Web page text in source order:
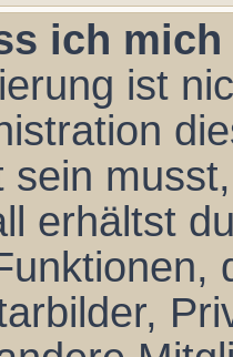
ich
ist
sein
erhältst